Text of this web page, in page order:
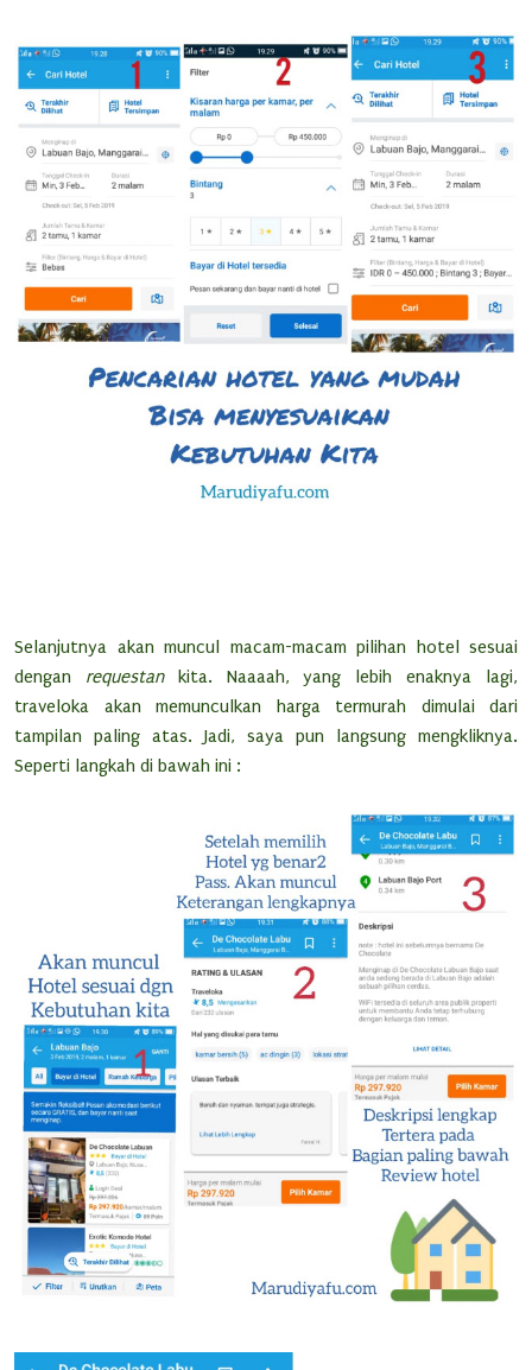
Selanjutnya akan muncul macam-macam pilihan hotel sesuai
dengan requestankita. Naaaah, yang lebih enaknya lagi,
traveloka akan memunculkan harga termurah dimulai dari
tampilan paling atas. Jadi, saya pun langsung mengkliknya.
Seperti langkah di bawah ini :